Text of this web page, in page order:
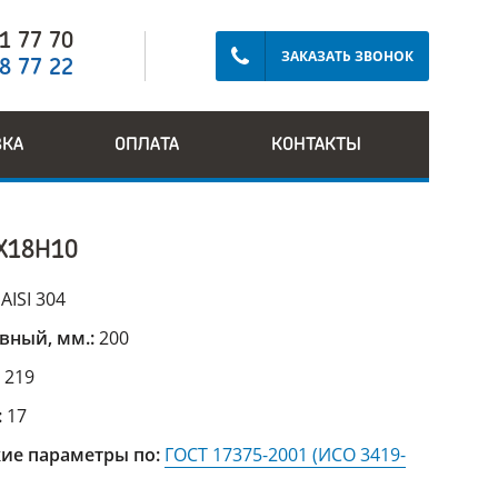
77 70
77 22
ЗАКАЗАТЬ ЗВОНОК
ОПЛАТА КОНТАКТЫ
AISI 304
мм.:200
219
17
параметры по: ГОСТ 17375-2001 (ИСО 3419-